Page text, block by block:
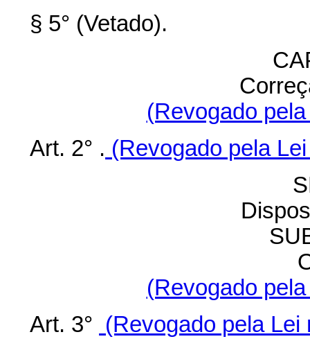
§ 5° (Vetado).
(Revogado
Art. 2° . (Revogado pela
(Revogado
Art. 3° (Revogado pela Lei